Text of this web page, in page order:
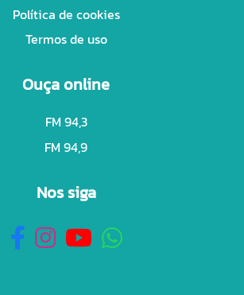
Política de cookies
Termos de uso
Ouça online
FM 94,3
FM 94,9
Nos siga